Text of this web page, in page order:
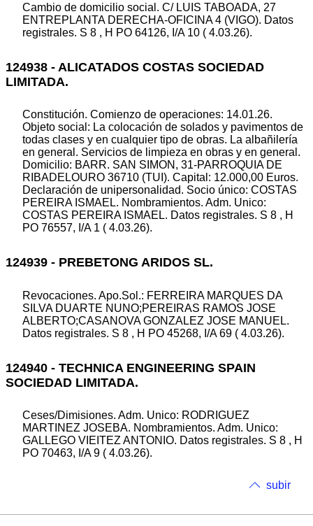
Cambio de domicilio social. C/ LUIS TABOADA, 27
ENTREPLANTA DERECHA-OFICINA 4 (VIGO). Datos
registrales. S 8 , H PO 64126, I/A 10 ( 4.03.26).
124938 - ALICATADOS COSTAS SOCIEDAD
LIMITADA.
Constitución. Comienzo de operaciones: 14.01.26.
Objeto social: La colocación de solados y pavimentos de
todas clases y en cualquier tipo de obras. La albañilería
en general. Servicios de limpieza en obras y en general.
Domicilio: BARR. SAN SIMON, 31-PARROQUIA DE
RIBADELOURO 36710 (TUI). Capital: 12.000,00 Euros.
Declaración de unipersonalidad. Socio único: COSTAS
PEREIRA ISMAEL. Nombramientos. Adm. Unico:
COSTAS PEREIRA ISMAEL. Datos registrales. S 8 , H
PO 76557, I/A 1 ( 4.03.26).
124939 - PREBETONG ARIDOS SL.
Revocaciones. Apo.Sol.: FERREIRA MARQUES DA
SILVA DUARTE NUNO;PEREIRAS RAMOS JOSE
ALBERTO;CASANOVA GONZALEZ JOSE MANUEL.
Datos registrales. S 8 , H PO 45268, I/A 69 ( 4.03.26).
124940 - TECHNICA ENGINEERING SPAIN
SOCIEDAD LIMITADA.
Ceses/Dimisiones. Adm. Unico: RODRIGUEZ
MARTINEZ JOSEBA. Nombramientos. Adm. Unico:
GALLEGO VIEITEZ ANTONIO. Datos registrales. S 8 , H
PO 70463, I/A 9 ( 4.03.26).
subir